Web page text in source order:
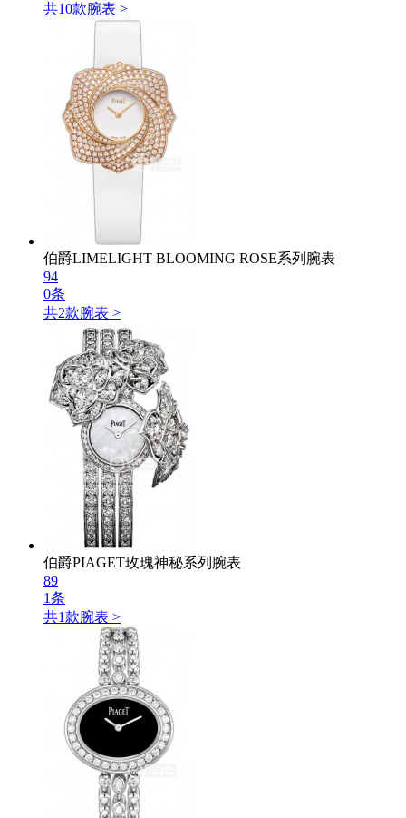
共10款腕表 >
伯爵LIMELIGHT BLOOMING ROSE系列腕表
94
0条
共2款腕表 >
伯爵PIAGET玫瑰神秘系列腕表
89
1条
共1款腕表 >